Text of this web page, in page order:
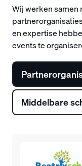
Wij werken samen
en expertise
events te
Middelbare